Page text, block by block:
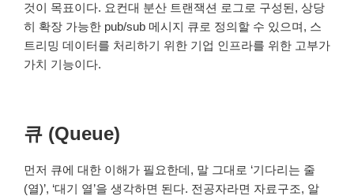
것이 목표이다. 요컨대 분산 트랜잭션 로그로 구성된, 상당
히 확장 가능한 pub/sub 메시지 큐로 정의할 수 있으며, 스
트리밍 데이터를 처리하기 위한 기업 인프라를 위한 고부가
가치 기능이다.
큐 (Queue)
먼저 큐에 대한 이해가 필요한데, 말 그대로 ‘기다리는 줄
(열)’, ‘대기 열’을 생각하면 된다. 전공자라면 자료구조, 알